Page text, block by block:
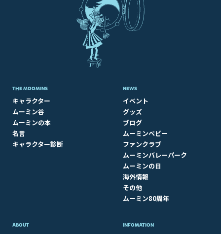
THE MOOMINS
キャラクター
ムーミン谷
ムーミンの本
名言
キャラクター診断
NEWS
イベント
グッズ
ブログ
ムーミンベビー
ファンクラブ
ムーミンバレーパーク
ムーミンの日
海外情報
その他
ムーミン80周年
ABOUT​ INFOMATION